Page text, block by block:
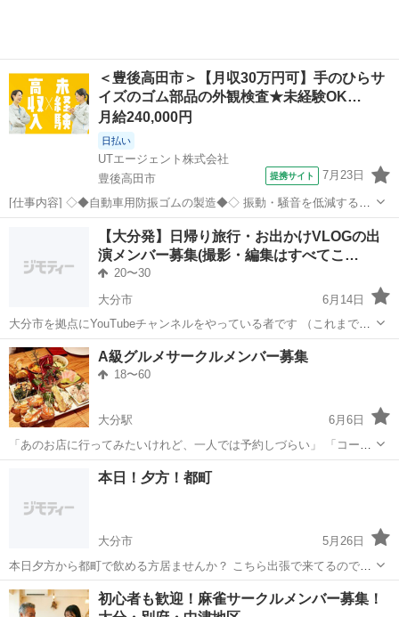
＜豊後高田市＞【月収30万円可】手のひらサ
イズのゴム部品の外観検査★未経験OK…
月給240,000円
日払い
UTエージェント株式会社
豊後高田市
提携サイト 7月23日
[仕事内容] ◇◆自動車用防振ゴムの製造◆◇ 振動・騒音を低減するた
めの自動車用防振ゴムを扱います！ 手のひらサイズで軽量の製品です
仕事です！ 詳細につ...
豊後高田市 工場
【大分発】日帰り旅行・お出かけVLOGの出
演メンバー募集(撮影・編集はすべてこ…
20〜30
大分市
6月14日
大分市を拠点にYouTubeチャンネルをやっている者です （これまでの
活動： https://www.youtube.com/@加古川放浪者さん ）。 最近大分に
移住したのですが、せっかくなので県内の観光地や、ちょっ...
大分 大分市 その他 VLOG
A級グルメサークルメンバー募集
18〜60
大分駅
6月6日
「あのお店に行ってみたいけれど、一人では予約しづらい」 「コース
料理を色々な種類シェアして楽しみたい」 そんな想いを持つ、食べる
ことが大好きな社会人のためのグルメサークルです。 ​現在、20代〜50
代の幅広い年代の...
大分駅 その他
本日！夕方！都町
大分市
5月26日
本日夕方から都町で飲める方居ませんか？ こちら出張で来てるので右
も左もわかりませんがよろしくお願いします。
大分 大分市 その他
初心者も歓迎！麻雀サークルメンバー募集！